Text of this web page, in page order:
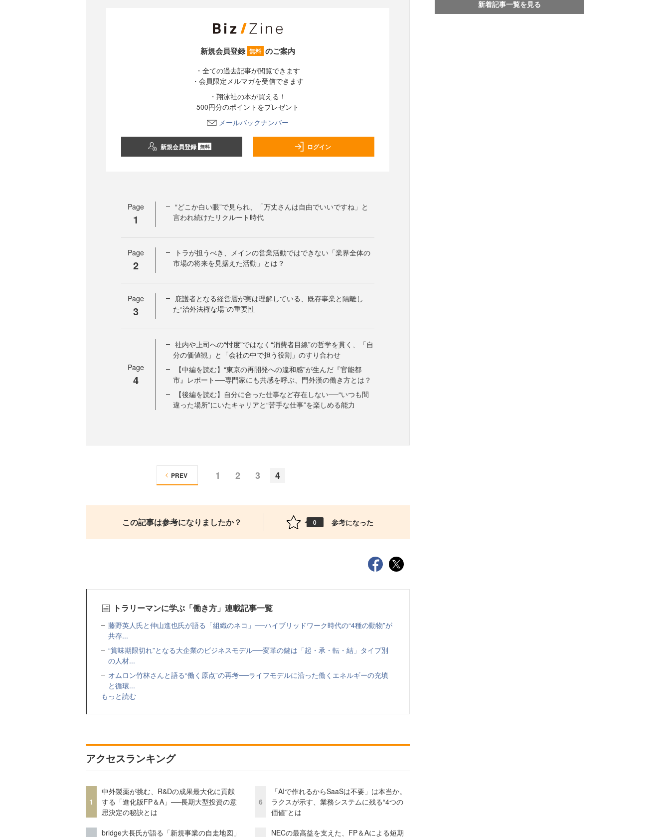
新規会員登録 無料 のご案内
・全ての過去記事が閲覧できます
・会員限定メルマガを受信できます
・翔泳社の本が買える！
500円分のポイントをプレゼント
メールバックナンバー
新規会員登録 無料 ログイン
Page
1
“どこか白い眼”で見られ、「万丈さんは自由でいいですね」と
言われ続けたリクルート時代
Page
2
トラが担うべき、メインの営業活動ではできない「業界全体の
市場の将来を見据えた活動」とは？
Page
3
庇護者となる経営層が実は理解している、既存事業と隔離し
た“治外法権な場”の重要性
Page
4
社内や上司への“忖度”ではなく“消費者目線”の哲学を貫く、「自
分の価値観」と「会社の中で担う役割」のすり合わせ
【中編を読む】“東京の再開発への違和感”が生んだ『官能都
市』レポート──専門家にも共感を呼ぶ、門外漢の働き方とは？
【後編を読む】自分に合った仕事など存在しない──“いつも間
違った場所”にいたキャリアと“苦手な仕事”を楽しめる能力
1 2 3 4
PREV
この記事は参考になりましたか？ 0 参考になった
トラリーマンに学ぶ「働き方」連載記事一覧
藤野英人氏と仲山進也氏が語る「組織のネコ」──ハイブリッドワーク時代の“4種の動物”が
共存...
“賞味期限切れ”となる大企業のビジネスモデル──変革の鍵は「起・承・転・結」タイプ別
の人材...
オムロン竹林さんと語る“働く原点”の再考──ライフモデルに沿った働くエネルギーの充填
と循環...
もっと読む
アクセスランキング
1
中外製薬が挑む、R&Dの成果最大化に貢献
する「進化版FP＆A」──長期大型投資の意
思決定の秘訣とは
bridge大長氏が語る「新規事業の自走地図」
6
「AIで作れるからSaaSは不要」は本当か。
ラクスが示す、業務システムに残る“4つの
価値”とは
NECの最高益を支えた、FP＆Aによる短期
新着記事一覧を見る